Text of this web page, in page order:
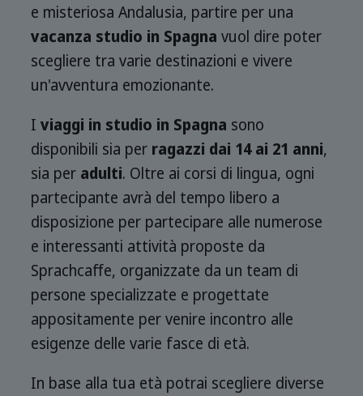
e misteriosa Andalusia, partire per una
vacanza studio in Spagna vuol dire poter
scegliere tra varie destinazioni e vivere
un'avventura emozionante.
I viaggi in studio in Spagna sono
disponibili sia per ragazzi dai 14 ai 21 anni,
sia per adulti. Oltre ai corsi di lingua, ogni
partecipante avrà del tempo libero a
disposizione per partecipare alle numerose
e interessanti attività proposte da
Sprachcaffe, organizzate da un team di
persone specializzate e progettate
appositamente per venire incontro alle
esigenze delle varie fasce di età.
In base alla tua età potrai scegliere diverse